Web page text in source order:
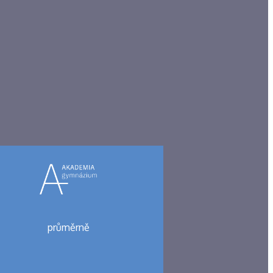
průměrně